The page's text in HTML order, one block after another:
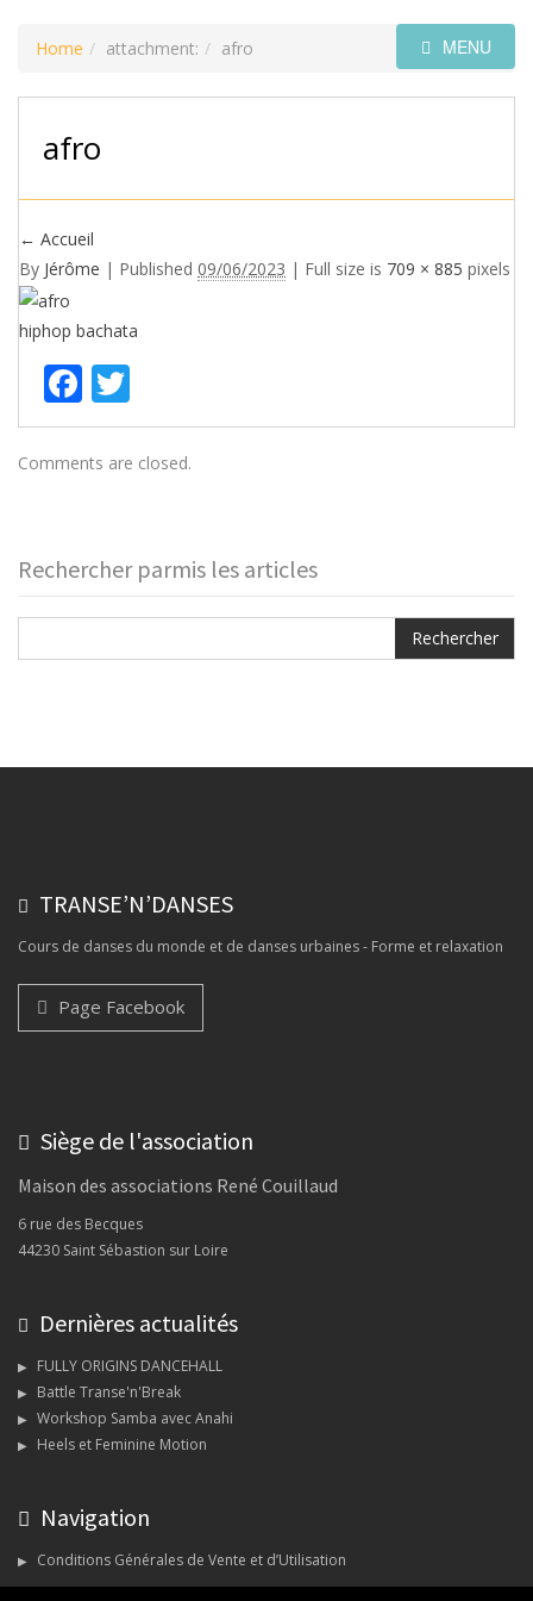
MENU
Home attachment: afro
afro
← Accueil
By Jérôme | Published 09/06/2023 | Full size is 709 × 885 pixels
hiphop bachata
Facebook
Comments are closed.
Rechercher parmis les articles
TRANSE’N’DANSES
Cours de danses du monde et de danses urbaines - Forme et relaxation
Page Facebook
Siège de l'association
Maison des associations René Couillaud
6 rue des Becques
44230 Saint Sébastion sur Loire
Dernières actualités
FULLY ORIGINS DANCEHALL
Battle Transe'n'Break
Workshop Samba avec Anahi
Heels et Feminine Motion
Navigation
Conditions Générales de Vente et d’Utilisation